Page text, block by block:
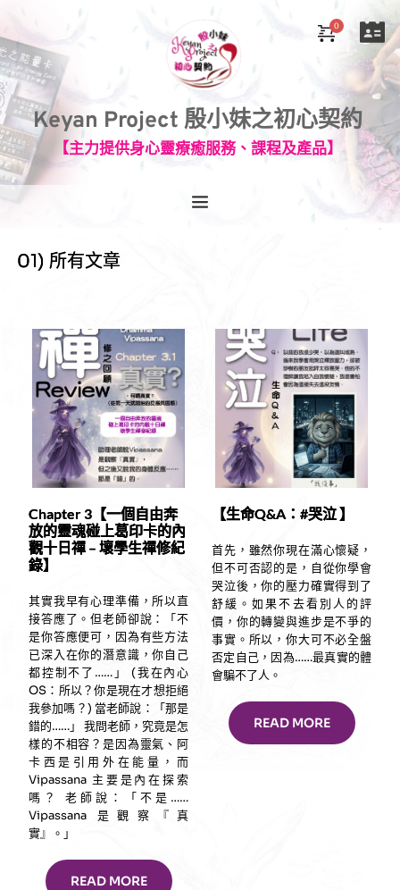
Keyan Project 殷小妹之初心契約
【主力提供身心靈療癒服務、課程及產品】
01) 所有文章
Chapter 3【一個自由奔
放的靈魂碰上葛印卡的內
觀十日禪 – 壞學生禪修紀
錄】
其實我早有心理準備，所以直
接答應了。但老師卻說：「不
是你答應便可，因為有些方法
已深入在你的潛意識，你自己
都控制不了……」 (我在內心
OS：所以？你是現在才想拒絕
我參加嗎？) 當老師說：「那是
錯的……」 我問老師，究竟是怎
樣的不相容？是因為靈氣、阿
卡西是引用外在能量，而
Vipassana 主要是內在探索
嗎？ 老師說：「不是……
Vipassana 是觀察『真
實』。」
READ MORE
【生命Q&A：#哭泣 】
首先，雖然你現在滿心懷疑，
但不可否認的是，自從你學會
哭泣後，你的壓力確實得到了
舒緩。如果不去看別人的評
價，你的轉變與進步是不爭的
事實。所以，你大可不必全盤
否定自己，因為……最真實的體
會騙不了人。
READ MORE